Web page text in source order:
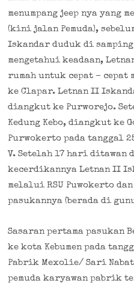
menumpang jeep nya
(kini jalan Pemuda),
Iskandar duduk di
mengetahui keadaan,
rumah untuk cepat – cepat
ke Clapar. Letnan II
diangkut ke Purworejo.
Kedung Kebo, diangkut ke
Purwokerto pada tanggal
V. Setelah 17 hari ditawan
kecerdikannya Letnan II
melalui RSU Puwokerto
pasukannya (berada di
Sasaran pertama pasukan
ke kota Kebumen pada
Pabrik Mexolie/ Sari
pemuda karyawan pabrik